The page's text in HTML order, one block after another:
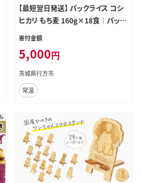
【最短翌日発送】 パックライス コシ
ヒカリ もち麦 160g×18食｜パック
ライス スピード 茨城県 行方市(HE-
寄付金額
5,000円
茨城県行方市
常温